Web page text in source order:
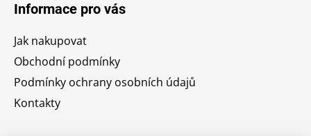
Informace pro vás
Jak nakupovat
Obchodní podmínky
Podmínky ochrany osobních údajů
Kontakty